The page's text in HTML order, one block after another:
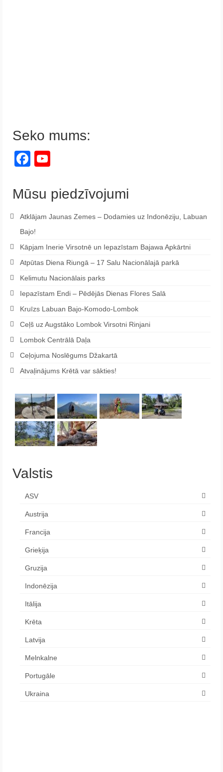
Seko mums:
Facebook
Mūsu piedzīvojumi
Atklājam Jaunas Zemes – Dodamies uz Indonēziju, Labuan
Bajo!
Kāpjam Inerie Virsotnē un Iepazīstam Bajawa Apkārtni
Atpūtas Diena Riungā – 17 Salu Nacionālajā parkā
Kelimutu Nacionālais parks
Iepazīstam Endi – Pēdējās Dienas Flores Salā
Kruīzs Labuan Bajo-Komodo-Lombok
Ceļš uz Augstāko Lombok Virsotni Rinjani
Lombok Centrālā Daļa
Ceļojuma Noslēgums Džakartā
Atvaļinājums Krētā var sākties!
Valstis
ASV
Austrija
Francija
Grieķija
Gruzija
Indonēzija
Itālija
Krēta
Latvija
Melnkalne
Portugāle
Ukraina